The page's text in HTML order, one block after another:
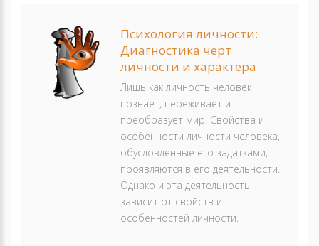
Психология личности:
Диагностика черт
личности и характера
Лишь как личность человек
познает, переживает и
преобразует мир. Свойства и
особенности личности человека,
обусловленные его задатками,
проявляются в его деятельности.
Однако и эта деятельность
зависит от свойств и
особенностей личности.